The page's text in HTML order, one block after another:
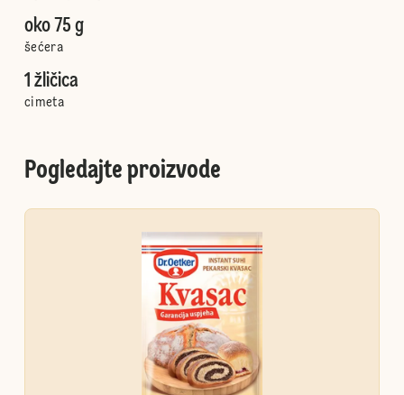
oko 75 g
šećera
1 žličica
cimeta
Pogledajte proizvode